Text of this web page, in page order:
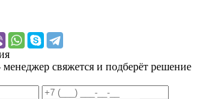
свяжется и подберёт решение